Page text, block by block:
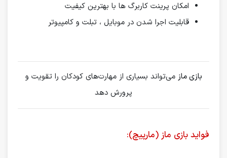
امکان پرینت کاربرگ ها با بهترین کیفیت
قابلیت اجرا شدن در موبایل ، تبلت و کامپیوتر
بازی ماز می‌تواند بسیاری از مهارت‌های کودکان را تقویت و
پرورش دهد
فواید بازی ماز (مارپیچ):